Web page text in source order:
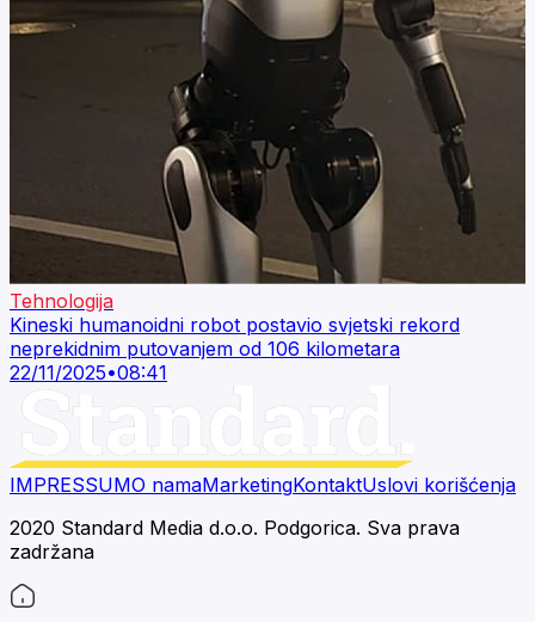
Tehnologija
Kineski humanoidni robot postavio svjetski rekord
neprekidnim putovanjem od 106 kilometara
22/11/2025•08:41
IMPRESSUMO namaMarketingKontaktUslovi korišćenja
2020 Standard Media d.o.o. Podgorica. Sva prava
zadržana